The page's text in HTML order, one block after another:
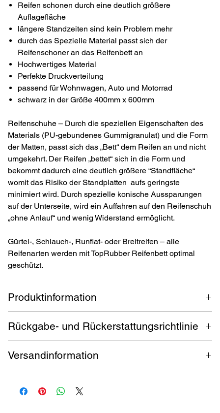
Reifen schonen durch eine deutlich größere
Auflagefläche
längere Standzeiten sind kein Problem mehr
durch das Spezielle Material passt sich der
Reifenschoner an das Reifenbett an
Hochwertiges Material
Perfekte Druckverteilung
passend für Wohnwagen, Auto und Motorrad
schwarz in der Größe 400mm x 600mm
Reifenschuhe – Durch die speziellen Eigenschaften des
Materials (PU-gebundenes Gummigranulat) und die Form
der Matten, passt sich das „Bett“ dem Reifen an und nicht
umgekehrt. Der Reifen „bettet“ sich in die Form und
bekommt dadurch eine deutlich größere “Standfläche“
womit das Risiko der Standplatten aufs geringste
minimiert wird. Durch spezielle konische Aussparungen
auf der Unterseite, wird ein Auffahren auf den Reifenschuh
„ohne Anlauf“ und wenig Widerstand ermöglicht.
Gürtel-, Schlauch-, Runflat- oder Breitreifen – alle
Reifenarten werden mit TopRubber Reifenbett optimal
geschützt.
Produktinformation
Produktion in Deutschland, für Reifen in der Größen von 13 bis
Standplatten durch eine deutlich größere Auflagefläche und
Rückgabe- und Rückerstattungsrichtlinie
Rückerstattung innerhalb 5 Werktagen.
Versandinformation